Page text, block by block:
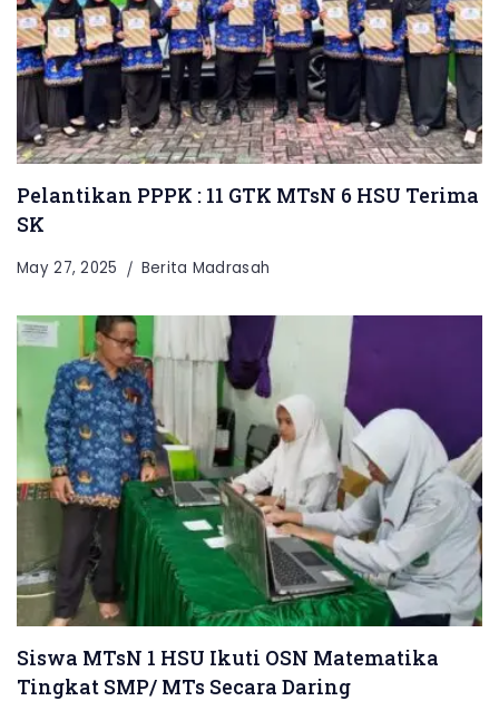
Pelantikan PPPK : 11 GTK MTsN 6 HSU Terima
SK
May 27, 2025 Berita Madrasah
Siswa MTsN 1 HSU Ikuti OSN Matematika
Tingkat SMP/ MTs Secara Daring